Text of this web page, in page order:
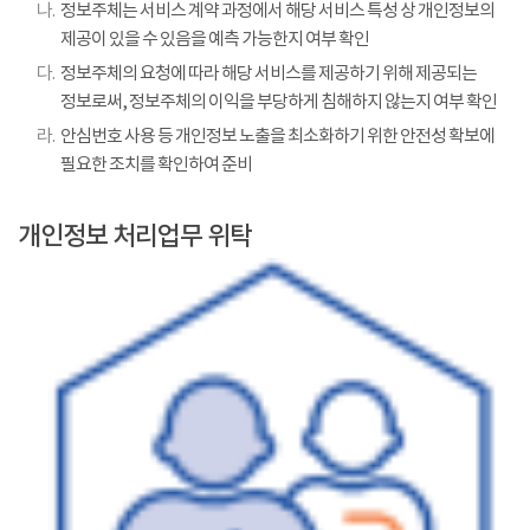
나. 정보주체는 서비스 계약 과정에서 해당 서비스 특성 상 개인정보의
제공이 있을 수 있음을 예측 가능한지 여부 확인
다. 정보주체의 요청에 따라 해당 서비스를 제공하기 위해 제공되는
정보로써, 정보주체의 이익을 부당하게 침해하지 않는지 여부 확인
라. 안심번호 사용 등 개인정보 노출을 최소화하기 위한 안전성 확보에
필요한 조치를 확인하여 준비
개인정보 처리업무 위탁